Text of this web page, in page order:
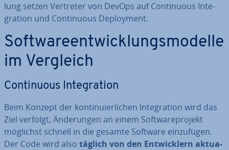
lung setzen Vertreter von DevOps auf Con­ti­nuous In­te­
gra­ti­on und Con­ti­nuous De­ploy­ment.
Soft­ware­ent­wick­lungs­mo­del­le
im Vergleich
Con­ti­nuous In­te­gra­ti­on
Beim Konzept der kon­ti­nu­ier­li­chen In­te­gra­ti­on wird das
Ziel verfolgt, Än­de­run­gen an einem Soft­ware­pro­jekt
möglichst schnell in die gesamte Software ein­zu­fü­gen.
Der Code wird also täglich von den Ent­wick­lern ak­tua­